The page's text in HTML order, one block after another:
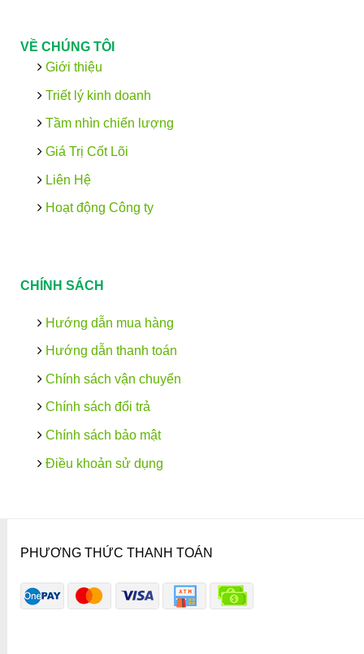
VỀ CHÚNG TÔI
Giới thiệu
Triết lý kinh doanh
Tầm nhìn chiến lượng
Giá Trị Cốt Lõi
Liên Hệ
Hoạt động Công ty
CHÍNH SÁCH
Hướng dẫn mua hàng
Hướng dẫn thanh toán
Chính sách vận chuyển
Chính sách đổi trả
Chính sách bảo mật
Điều khoản sử dụng
PHƯƠNG THỨC THANH TOÁN